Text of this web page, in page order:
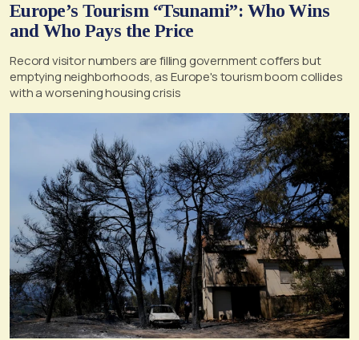
Europe’s Tourism “Tsunami”: Who Wins
and Who Pays the Price
Record visitor numbers are filling government coffers but
emptying neighborhoods, as Europe's tourism boom collides
with a worsening housing crisis